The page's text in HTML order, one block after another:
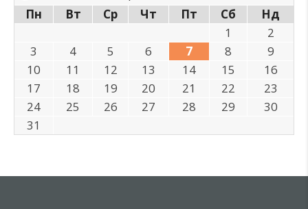
Пн
Вт Ср Чт Пт Сб
Нд
1
2
3
4 5 6 7 8
9
10
11 12 13 14 15
16
17
18 19 20 21 22
23
24
25 26 27 28 29
30
31